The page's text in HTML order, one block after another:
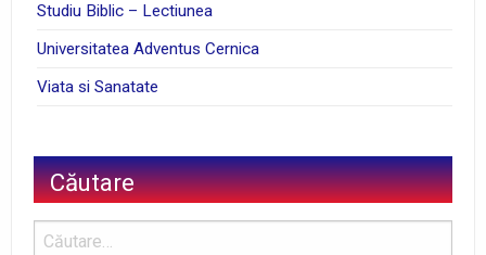
Studiu Biblic – Lectiunea
Universitatea Adventus Cernica
Viata si Sanatate
Căutare